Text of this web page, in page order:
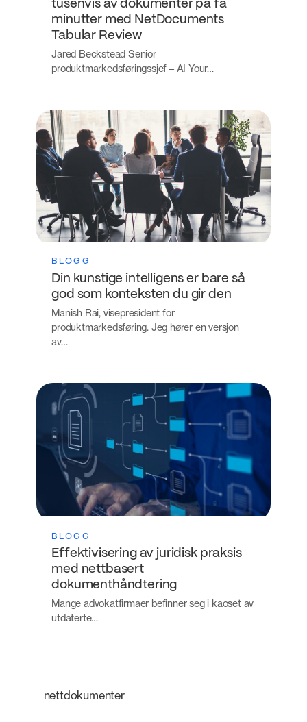
tusenvis av dokumenter på få
minutter med NetDocuments
Tabular Review
Jared Beckstead Senior
produktmarkedsføringssjef – AI Your…
BLOGG
Din kunstige intelligens er bare så
god som konteksten du gir den
Manish Rai, visepresident for
produktmarkedsføring. Jeg hører en versjon
av…
BLOGG
Effektivisering av juridisk praksis
med nettbasert
dokumenthåndtering
Mange advokatfirmaer befinner seg i kaoset av
utdaterte…
nettdokumenter